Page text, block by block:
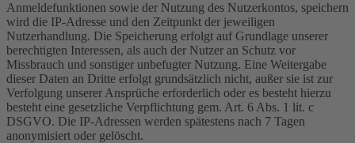
Anmeldefunktionen sowie der Nutzung des Nutzerkontos, speichern
wird die IP-Adresse und den Zeitpunkt der jeweiligen
Nutzerhandlung. Die Speicherung erfolgt auf Grundlage unserer
berechtigten Interessen, als auch der Nutzer an Schutz vor
Missbrauch und sonstiger unbefugter Nutzung. Eine Weitergabe
dieser Daten an Dritte erfolgt grundsätzlich nicht, außer sie ist zur
Verfolgung unserer Ansprüche erforderlich oder es besteht hierzu
besteht eine gesetzliche Verpflichtung gem. Art. 6 Abs. 1 lit. c
DSGVO. Die IP-Adressen werden spätestens nach 7 Tagen
anonymisiert oder gelöscht.